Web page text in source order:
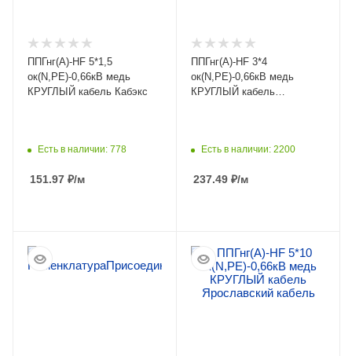
ППГнг(А)-HF 5*1,5
ок(N,PE)-0,66кВ медь
КРУГЛЫЙ кабель Кабэкс
Есть в наличии: 778
151.97 ₽/м
ППГнг(А)-HF 3*4
ок(N,PE)-0,66кВ медь
КРУГЛЫЙ кабель
Есть в наличии: 2200
237.49 ₽/м
ПОДРОБНЕЕ